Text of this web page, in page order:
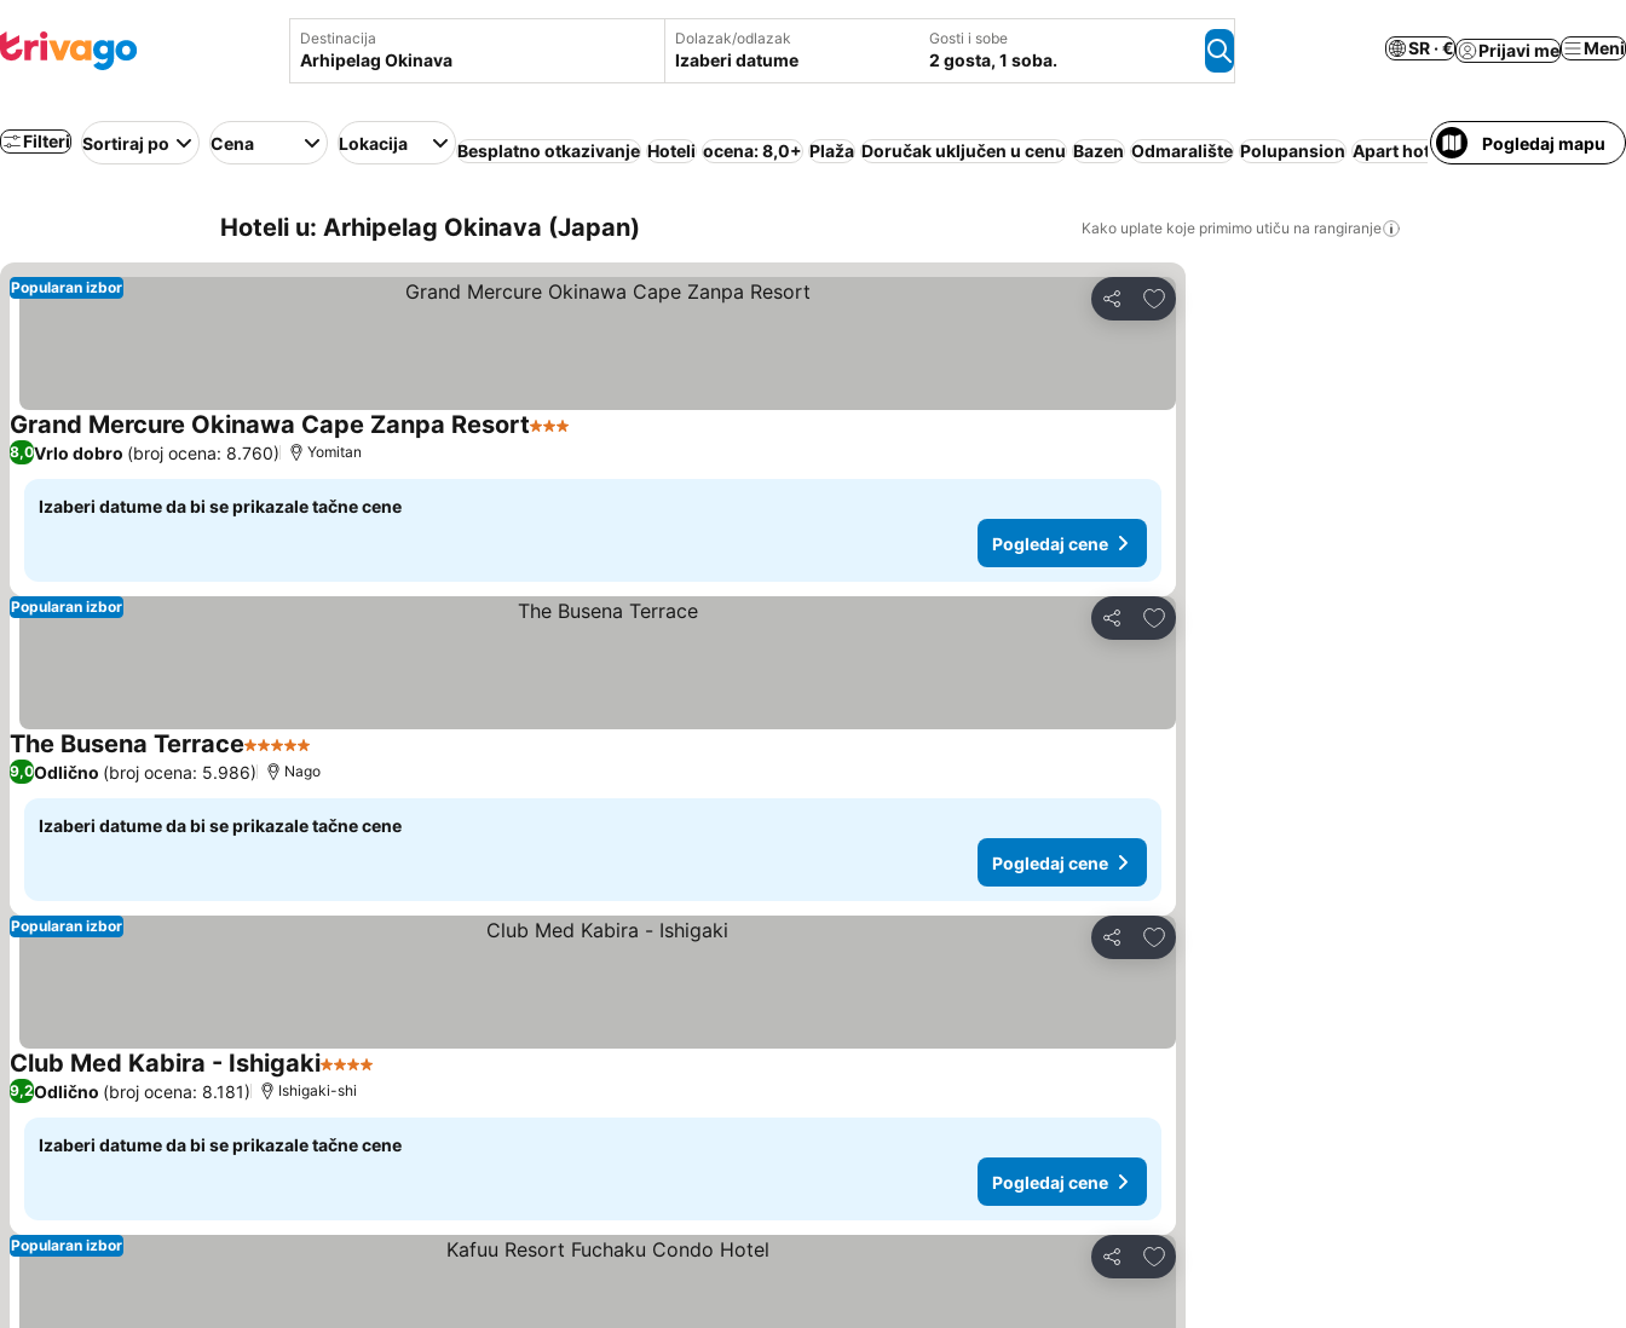
Destinacija Dolazak/odlazak
Izaberi datume
Gosti i sobe
2 gosta, 1 soba.
SR · € Prijavi me Meni
Filteri Sortiraj po Cena Lokacija Besplatno otkazivanje Hoteli ocena: 8,0+ Plaža Doručak uključen u cenu Bazen Odmaralište Polupansion Apart hotel Parking Wi-Fi
Pogledaj mapu
Hoteli u: Arhipelag Okinava (Japan) Kako uplate koje primimo utiču na rangiranje
Deli
Dodati u favorite
Popularan izbor
Grand Mercure Okinawa Cape Zanpa Resort3 Zvezdice
8,0Vrlo dobro (broj ocena: 8.760) Yomitan
Izaberi datume da bi se prikazale tačne cene
Pogledaj cene
Deli
Dodati u favorite
Popularan izbor
The Busena Terrace5 Zvezdice
9,0Odlično (broj ocena: 5.986) Nago
Izaberi datume da bi se prikazale tačne cene
Pogledaj cene
Deli
Dodati u favorite
Popularan izbor
Club Med Kabira - Ishigaki4 Zvezdice
9,2Odlično (broj ocena: 8.181) Ishigaki-shi
Izaberi datume da bi se prikazale tačne cene
Pogledaj cene
Deli
Dodati u favorite
Popularan izbor